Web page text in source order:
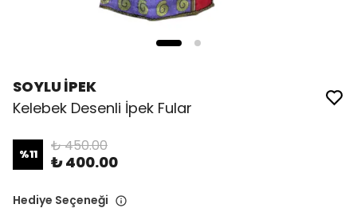
SOYLU İPEK
Kelebek Desenli İpek Fular
%11 ₺ 450.00
₺ 400.00
Hediye Seçeneği